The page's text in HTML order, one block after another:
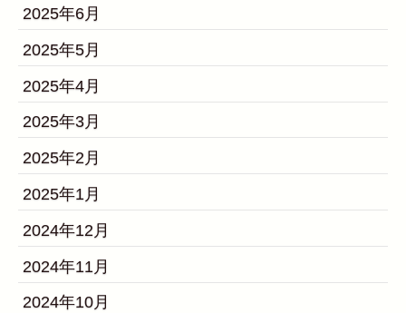
2025年6月
2025年5月
2025年4月
2025年3月
2025年2月
2025年1月
2024年12月
2024年11月
2024年10月